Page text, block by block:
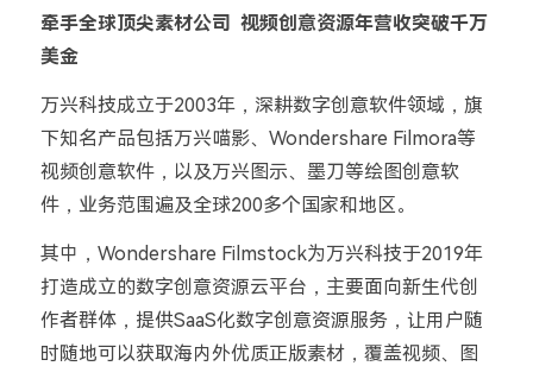
牵手全球顶尖素材公司 视频创意资源年营收突破千万
美金
万兴科技成立于2003年，深耕数字创意软件领域，旗
下知名产品包括万兴喵影、Wondershare Filmora等
视频创意软件，以及万兴图示、墨刀等绘图创意软
件，业务范围遍及全球200多个国家和地区。
其中，Wondershare Filmstock为万兴科技于2019年
打造成立的数字创意资源云平台，主要面向新生代创
作者群体，提供SaaS化数字创意资源服务，让用户随
时随地可以获取海内外优质正版素材，覆盖视频、图